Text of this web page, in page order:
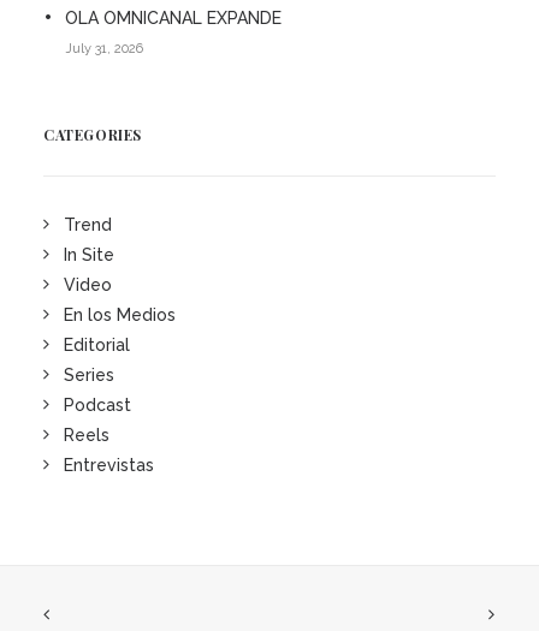
OLA OMNICANAL EXPANDE
July 31, 2026
CATEGORIES
Trend
In Site
Video
En los Medios
Editorial
Series
Podcast
Reels
Entrevistas